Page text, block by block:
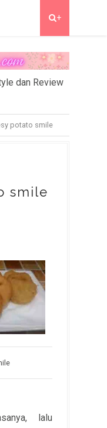
+
dan Review
potato smile
smile
lalu